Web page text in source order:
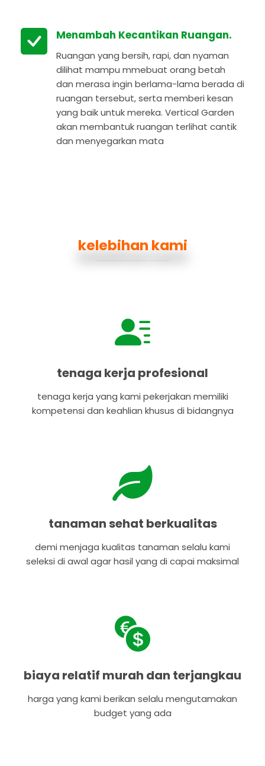
Menambah Kecantikan Ruangan.
Ruangan yang bersih, rapi, dan nyaman
dilihat mampu mmebuat orang betah
dan merasa ingin berlama-lama berada di
ruangan tersebut, serta memberi kesan
yang baik untuk mereka. Vertical Garden
akan membantuk ruangan terlihat cantik
dan menyegarkan mata
kelebihan kami
tenaga kerja profesional
tenaga kerja yang kami pekerjakan memiliki
kompetensi dan keahlian khusus di bidangnya
tanaman sehat berkualitas
demi menjaga kualitas tanaman selalu kami
seleksi di awal agar hasil yang di capai maksimal
biaya relatif murah dan terjangkau
harga yang kami berikan selalu mengutamakan
budget yang ada